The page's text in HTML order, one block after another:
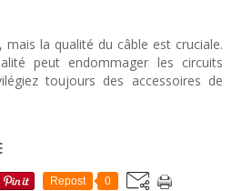
mais la qualité du câble est cruciale.
peut endommager les circuits
toujours des accessoires de
Repost 0